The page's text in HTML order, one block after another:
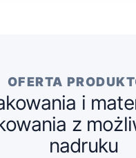
OFERTA
i
z
nadruku